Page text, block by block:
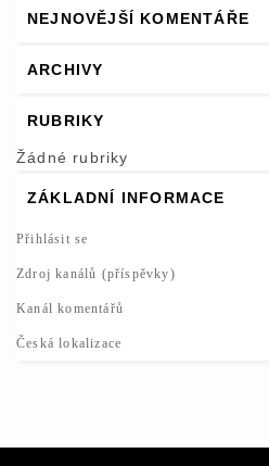
NEJNOVĚJŠÍ KOMENTÁŘE
ARCHIVY
RUBRIKY
Žádné rubriky
ZÁKLADNÍ INFORMACE
Přihlásit se
Zdroj kanálů (příspěvky)
Kanál komentářů
Česká lokalizace